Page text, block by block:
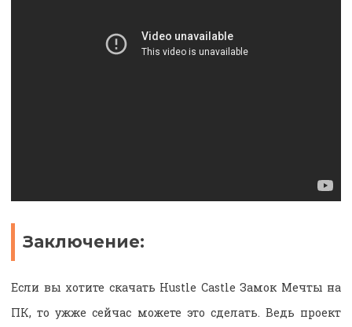
Заключение:
Если вы хотите скачать Hustle Castle Замок Мечты на
ПК, то ужже сейчас можете это сделать. Ведь проект